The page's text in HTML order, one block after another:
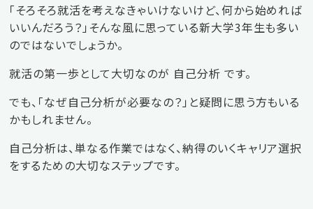
「そろそろ就活を考えなきゃいけないけど、何から始めれば
いいんだろう？」そんな風に思っている新大学3年生も多い
のではないでしょうか。
就活の第一歩として大切なのが 自己分析 です。
でも、「なぜ自己分析が必要なの？」と疑問に思う方もいる
かもしれません。
自己分析は、単なる作業ではなく、納得のいくキャリア選択
をするための大切なステップです。